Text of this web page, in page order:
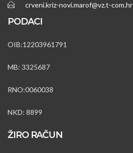
crveni.kriz-novi.marof@vz.t-com.hr
PODACI
OIB:12203961791
MB: 3325687
RNO:0060038
NKD: 8899
ŽIRO RAČUN